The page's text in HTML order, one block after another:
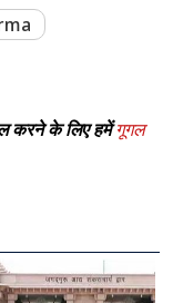
करने के लिए हमेंगूगल